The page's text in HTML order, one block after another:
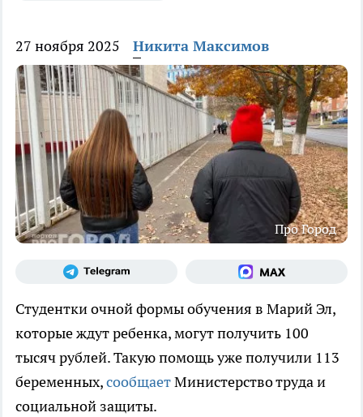
27 ноября 2025 Никита Максимов
Про Город
Студентки очной формы обучения в Марий Эл,
которые ждут ребенка, могут получить 100
тысяч рублей. Такую помощь уже получили 113
беременных,сообщаетМинистерство труда и
социальной защиты.